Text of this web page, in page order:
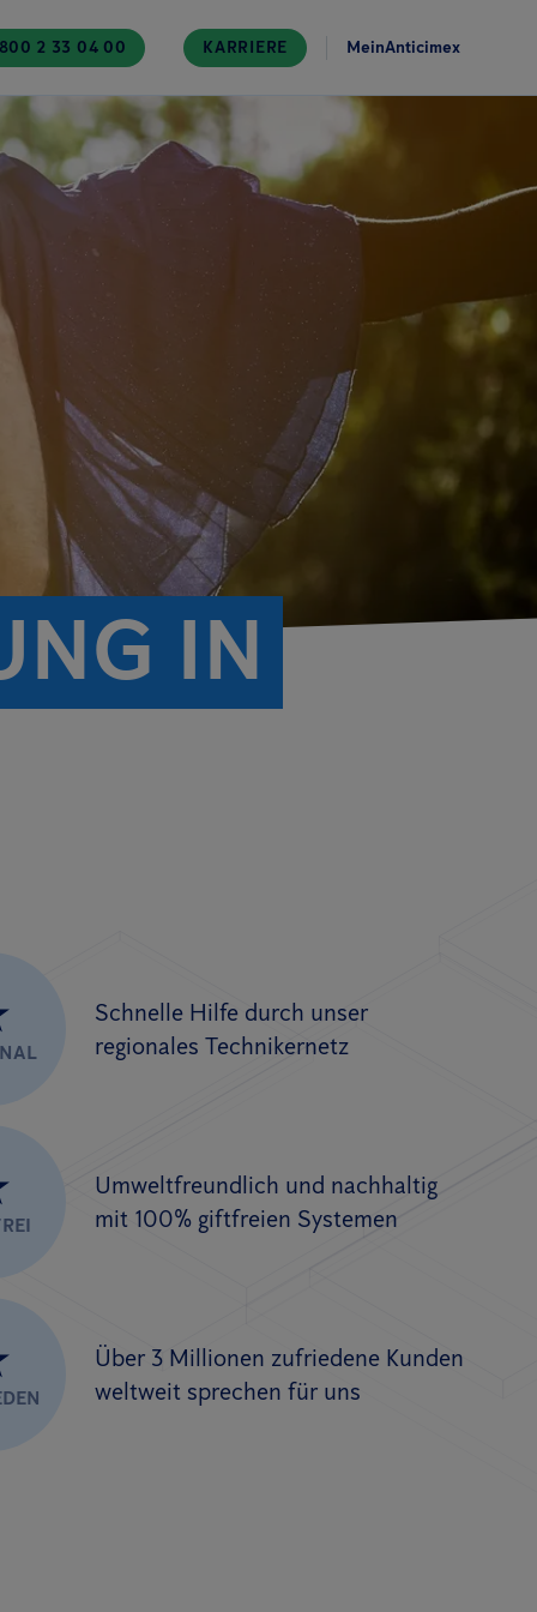
2 33 04 00 KARRIERE MeinAnticimex
IN
Schnelle Hilfe durch unser
regionales Technikernetz
Umweltfreundlich und nachhaltig
mit 100% giftfreien Systemen
Über 3 Millionen zufriedene Kunden
weltweit sprechen für uns